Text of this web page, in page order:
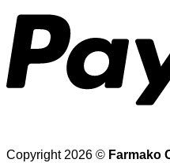
Copyright 2026 © Farmako